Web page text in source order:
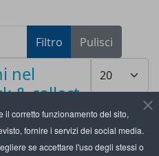
il corretto funzionamento del sito,
fornire i servizi dei social media.
se accettare l'uso degli stessi o
Filtro
Pulisci
Visualizza #
nel
& collect